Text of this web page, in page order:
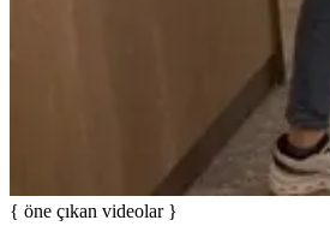
{ öne çıkan videolar }